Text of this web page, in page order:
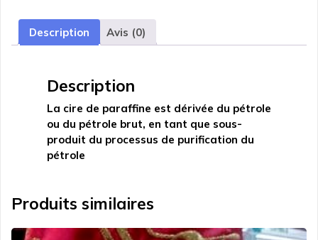
bloc
5kg
Description Avis (0)
Description
La cire de paraffine est dérivée du pétrole
ou du pétrole brut, en tant que sous-
produit du processus de purification du
pétrole
Produits similaires